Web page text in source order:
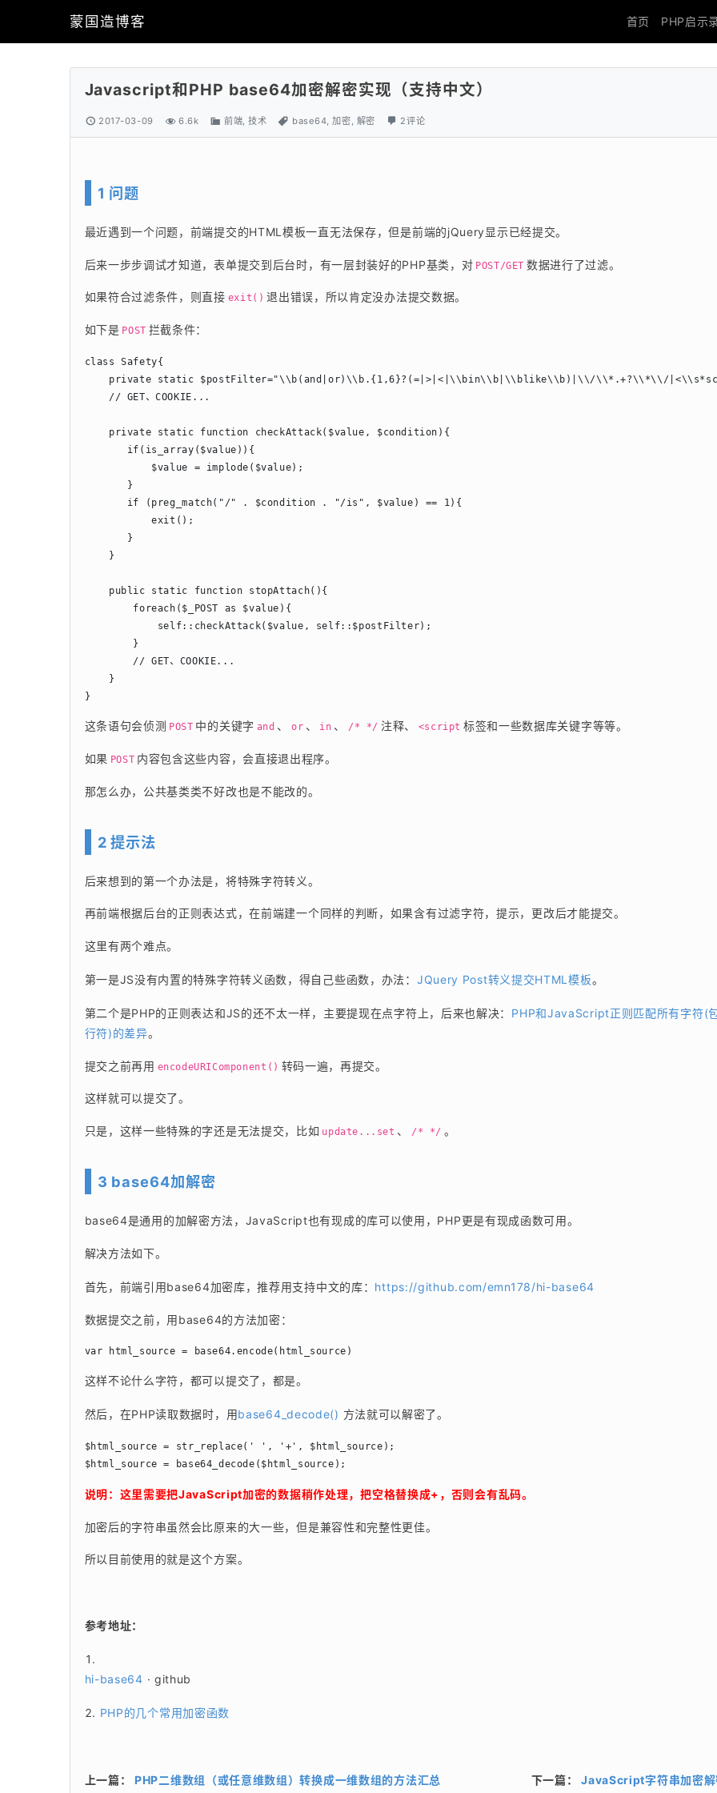
蒙国造博客 首页 PHP启示
Javascript和PHP base64加密解密实现（支持中文）
2017-03-09 6.6k 前端 ,技术 base64 ,加密 解密 2评论
1 问题
最近遇到一个问题，前端提交的HTML模板一直无法保存，但是前端的jQuery显示已经提交。
后来一步步调试才知道，表单提交到后台时，有一层封装好的PHP基类，对 POST/GET 数据进行了过滤。
如果符合过滤条件，则直接 exit() 退出错误，所以肯定没办法提交数据。
如下是 POST 拦截条件：
class Safety{
private static $postFilter="\\b(and|or)\\b.{1,6}?(=|>|<|\\bin\\b|\\blike\\b)|\\/\\*.+?\\*\\/
    // GET、COOKIE...
    private static function checkAttack($value, $condition){
       if(is_array($value)){
           $value = implode($value);
       }
       if (preg_match("/" . $condition . "/is", $value) == 1){
           exit();
       }
    }
    public static function stopAttach(){
        foreach($_POST as $value){
            self::checkAttack($value, self::$postFilter);
        }
        // GET、COOKIE...
    }
}
这条语句会侦测 POST 中的关键字 and 、 or 、 in 、 /* */ 注释、 <script 标签和一些数据库关键字等等。
如果 POST 内容包含这些内容，会直接退出程序。
那怎么办，公共基类类不好改也是不能改的。
2 提示法
后来想到的第一个办法是，将特殊字符转义。
再前端根据后台的正则表达式，在前端建一个同样的判断，如果含有过滤字符，提示，更改后才能提交。
这里有两个难点。
第一是JS没有内置的特殊字符转义函数，得自己些函数，办法： JQuery Post转义提交HTML模板。
第二个是PHP的正则表达和JS的还不太一样，主要提现在点字符上，后来也解决： PHP和JavaScript正则匹配所有字符(
行符)的差异。
提交之前再用 encodeURIComponent() 转码一遍，再提交。
这样就可以提交了。
只是，这样一些特殊的字还是无法提交，比如 update...set 、 /* */ 。
3 base64加解密
base64是通用的加解密方法，JavaScript也有现成的库可以使用，PHP更是有现成函数可用。
解决方法如下。
首先，前端引用base64加密库，推荐用支持中文的库： https://github.com/emn178/hi-base64
数据提交之前，用base64的方法加密：
var html_source = base64.encode(html_source)
这样不论什么字符，都可以提交了，都是。
然后，在PHP读取数据时，用base64_decode() 方法就可以解密了。
$html_source = str_replace(' ', '+', $html_source);
$html_source = base64_decode($html_source);
说明：这里需要把JavaScript加密的数据稍作处理，把空格替换成+，否则会有乱码。
加密后的字符串虽然会比原来的大一些，但是兼容性和完整性更佳。
所以目前使用的就是这个方案。
参考地址：
hi-base64 · github
PHP的几个常用加密函数
上一篇： PHP二维数组（或任意维数组）转换成一维数组的方法汇总 下一篇：JavaScript字符串加密解